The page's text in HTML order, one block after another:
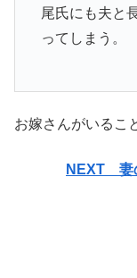
尾氏にも夫と
ってしまう。
お嫁さんがいるこ
NEXT 妻